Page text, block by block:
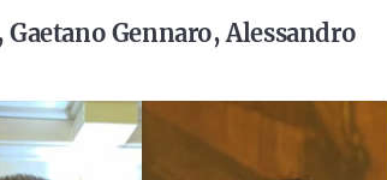
Gennaro, Alessandro